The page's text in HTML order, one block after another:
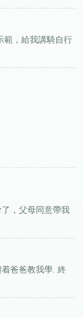
範，給我講騎自行
，父母同意帶我
爸爸教我學. 終